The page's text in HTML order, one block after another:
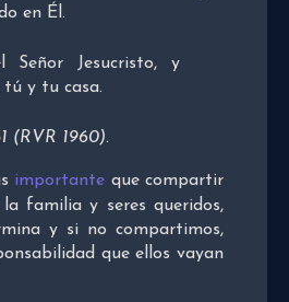
en Él.
Señor Jesucristo, y
tú y tu casa.
(RVR 1960).
importante que compartir
familia y seres queridos,
y si no compartimos,
que ellos vayan